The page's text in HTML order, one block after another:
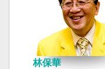
林保華